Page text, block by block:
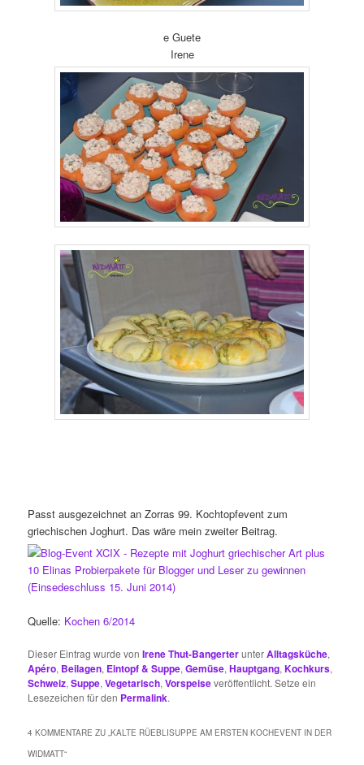
e Guete
Irene
Passt ausgezeichnet an Zorras 99. Kochtopfevent zum
griechischen Joghurt. Das wäre mein zweiter Beitrag.
Quelle: Kochen 6/2014
Dieser Eintrag wurde vonIrene Thut-BangerterunterAlltagsküche,
Apéro, Beilagen, Eintopf & Suppe,Gemüse,Hauptgang,Kochkurs,
Schweiz,Suppe,Vegetarisch,Vorspeiseveröffentlicht. Setze ein
Lesezeichen für den Permalink.
4 KOMMENTARE ZU „KALTE RÜEBLISUPPE AM ERSTEN KOCHEVENT IN DER
WIDMATT“